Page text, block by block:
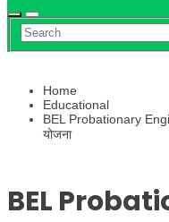
Home
Educational
BEL Probationary
योजना
BEL